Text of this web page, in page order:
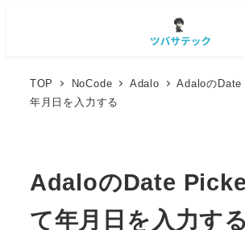
TOP NoCode Adalo
AdaloのDate
年月日を入力する
AdaloのDate
て年月日を入力する